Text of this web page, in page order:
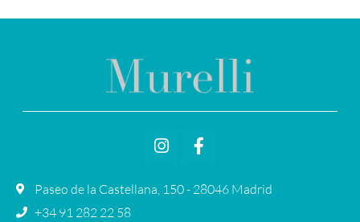
Paseo de la Castellana, 150 - 28046 Madrid
+34 91 282 22 58